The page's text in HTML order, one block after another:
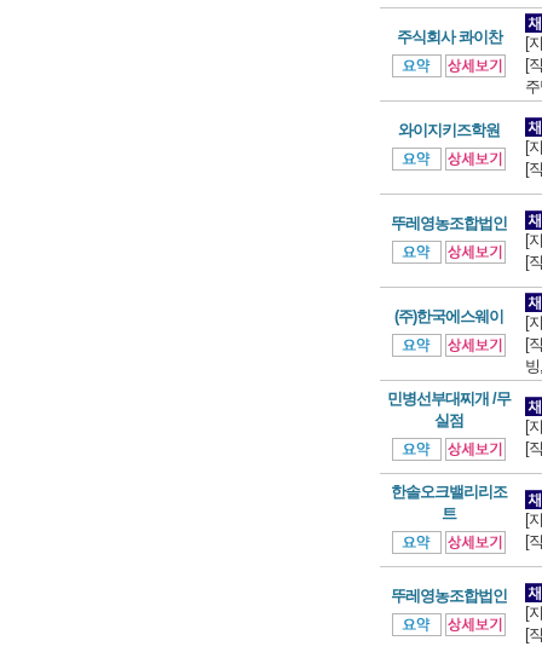
주식회사 콰이찬
[
[
와이지키즈학원
[
[
뚜레영농조합법인
[
[
(주)한국에스웨이
[
[
민병선부대찌개 /무
실점
[
[
한솔오크밸리리조
트
[
[
뚜레영농조합법인
[
[